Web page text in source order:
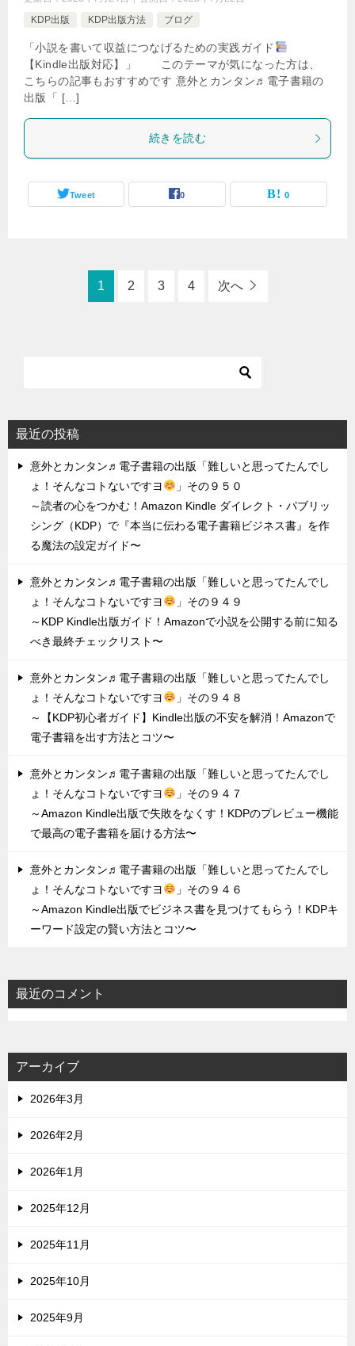
KDP出版
KDP出版方法 ブログ
「小説を書いて収益につなげるための実践ガイド
【Kindle出版対応】」 このテーマが気になった方は、
こちらの記事もおすすめです 意外とカンタン♬電子書籍の
出版「 […]
続きを読む
Tweet 0 0
1 2 3 4 次へ
最近の投稿
意外とカンタン♬電子書籍の出版「難しいと思ってたんでし
ょ！そんなコトないですヨ
」その９５０
～読者の心をつかむ！Amazon Kindle ダイレクト・パブリッ
シング（KDP）で『本当に伝わる電子書籍ビジネス書』を作
る魔法の設定ガイド〜
意外とカンタン♬電子書籍の出版「難しいと思ってたんでし
ょ！そんなコトないですヨ
」その９４９
～KDP Kindle出版ガイド！Amazonで小説を公開する前に知る
べき最終チェックリスト〜
意外とカンタン♬電子書籍の出版「難しいと思ってたんでし
ょ！そんなコトないですヨ
」その９４８
～【KDP初心者ガイド】Kindle出版の不安を解消！Amazonで
電子書籍を出す方法とコツ〜
意外とカンタン♬電子書籍の出版「難しいと思ってたんでし
ょ！そんなコトないですヨ
」その９４７
～Amazon Kindle出版で失敗をなくす！KDPのプレビュー機能
で最高の電子書籍を届ける方法〜
意外とカンタン♬電子書籍の出版「難しいと思ってたんでし
ょ！そんなコトないですヨ
」その９４６
～Amazon Kindle出版でビジネス書を見つけてもらう！KDPキ
ーワード設定の賢い方法とコツ〜
最近のコメント
アーカイブ
2026年3月
2026年2月
2026年1月
2025年12月
2025年11月
2025年10月
2025年9月